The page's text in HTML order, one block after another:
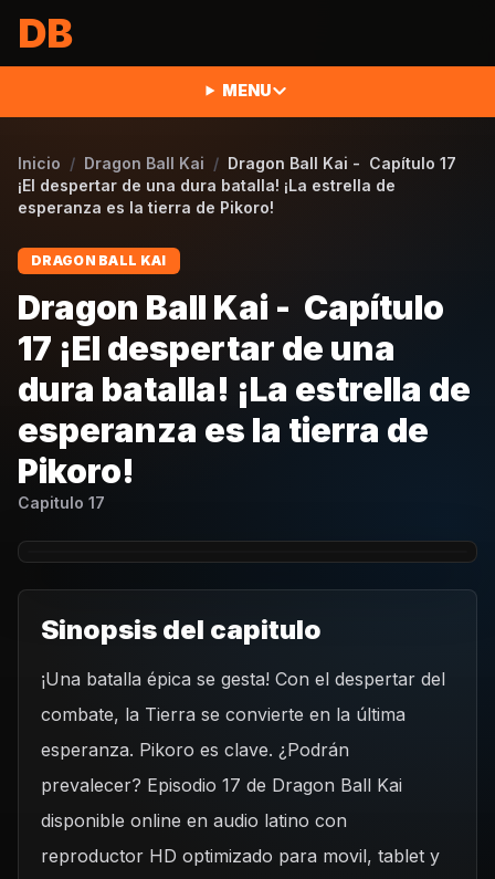
DB
MENU
Inicio / Dragon Ball Kai / Dragon Ball Kai - Capítulo 17
¡El despertar de una dura batalla! ¡La estrella de
esperanza es la tierra de Pikoro!
DRAGON BALL KAI
Dragon Ball Kai - Capítulo
17 ¡El despertar de una
dura batalla! ¡La estrella de
esperanza es la tierra de
Pikoro!
Capitulo 17
REPRODUCIR CAPITULO
Dragon Ball Kai - Capítulo 17 ¡El despertar de una dura
CARGAR REPRODUCTOR
Sinopsis del capitulo
¡Una batalla épica se gesta! Con el despertar del
combate, la Tierra se convierte en la última
esperanza. Pikoro es clave. ¿Podrán
prevalecer? Episodio 17 de Dragon Ball Kai
disponible online en audio latino con
reproductor HD optimizado para movil, tablet y